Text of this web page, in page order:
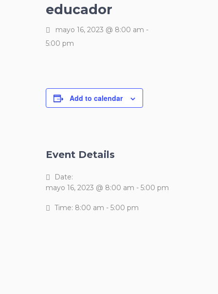
educador
mayo 16, 2023 @ 8:00 am -
5:00 pm
Add to calendar
Event Details
Date:
mayo 16, 2023 @ 8:00 am - 5:00 pm
Time: 8:00 am - 5:00 pm